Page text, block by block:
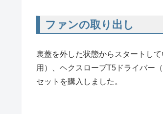
ファンの取り出し
裏蓋を外した状態からスタートし
用）、ヘクスローブT5ドライバー
セットを購入しました。